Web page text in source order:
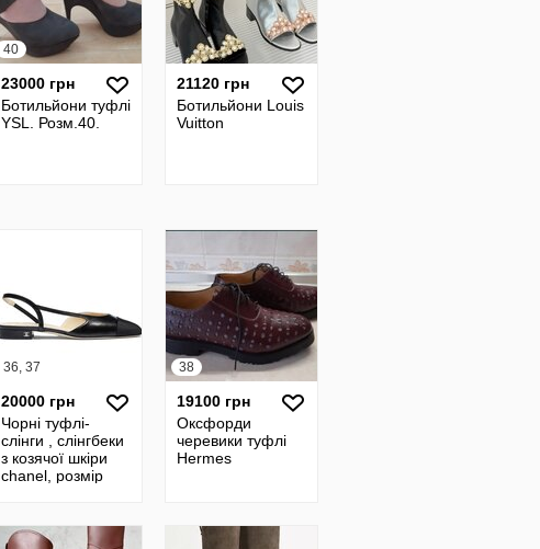
40
23000 грн
Ботильйони туфлі
YSL. Розм.40.
21120 грн
Ботильйони Louis
Vuitton
36, 37
20000 грн
Чорні туфлі-
слінги , слінгбеки
з козячої шкіри
chanel, розмір
38
19100 грн
Оксфорди
черевики туфлі
Нermes